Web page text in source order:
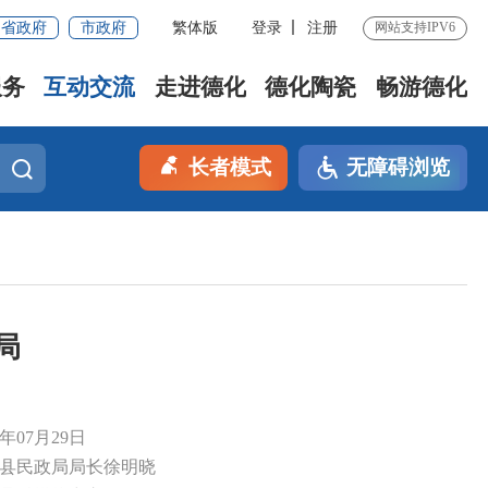
省政府 市政府 繁体版 登录 注册 网站支持IPV6
互动交流 走进德化 德化陶瓷 畅游德化
长者模式 无障碍浏览
07月29日
民政局局长徐明晓